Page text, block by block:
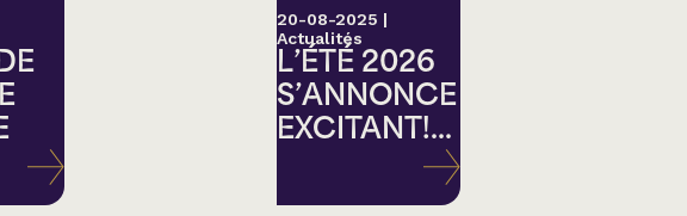
20-08-2025 |
Actualités
L’ÉTÉ 2026
S’ANNONCE
EXCITANT!...